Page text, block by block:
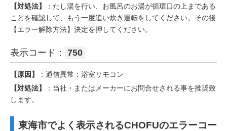
【対処法】
：たし湯を行い、お風呂のお湯が循環口の上まである
ことを確認して、もう一度追い炊き運転をしてください。その後
【エラー解除方法】決定を押してください。
表示コード： 750
【原因】
：通信異常：浴室リモコン
【対処法】
：当社・またはメーカーにお問合せされる事を推奨致
します。
東海市でよく表示されるCHOFUのエラーコー